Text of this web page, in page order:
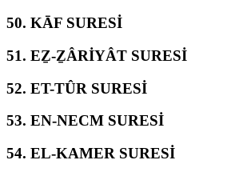
50. KĀF SURESİ
51. EẔ-ẔÂRİYÂT SURESİ
52. ET-TÛR SURESİ
53. EN-NECM SURESİ
54. EL-KAMER SURESİ